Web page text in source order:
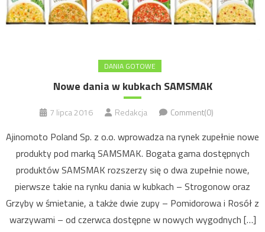
DANIA GOTOWE
Nowe dania w kubkach SAMSMAK
7 lipca 2016 Redakcja Comment(0)
Ajinomoto Poland Sp. z o.o. wprowadza na rynek zupełnie nowe
produkty pod marką SAMSMAK. Bogata gama dostępnych
produktów SAMSMAK rozszerzy się o dwa zupełnie nowe,
pierwsze takie na rynku dania w kubkach – Strogonow oraz
Grzyby w śmietanie, a także dwie zupy – Pomidorowa i Rosół z
warzywami – od czerwca dostępne w nowych wygodnych […]